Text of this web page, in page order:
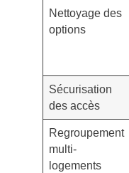
Nettoyage des
options
Sécurisation
des accès
Regroupement
multi-
logements